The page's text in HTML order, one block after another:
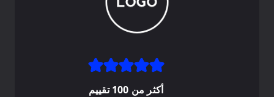
أكثر من 100 تقييم